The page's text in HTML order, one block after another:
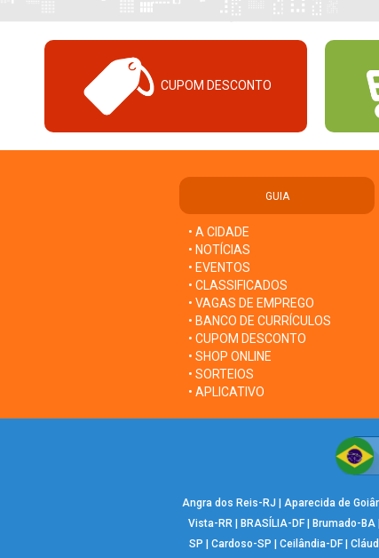
CUPOM DESCONTO
GUIA
• A CIDADE
• NOTÍCIAS
• EVENTOS
• CLASSIFICADOS
• VAGAS DE EMPREGO
• BANCO DE CURRÍCULOS
• CUPOM DESCONTO
• SHOP ONLINE
• SORTEIOS
• APLICATIVO
Angra dos Reis-RJ | Aparecida de
Vista-RR | BRASÍLIA-DF| Brumado-BA|
SP | Cardoso-SP | Ceilândia-DF |